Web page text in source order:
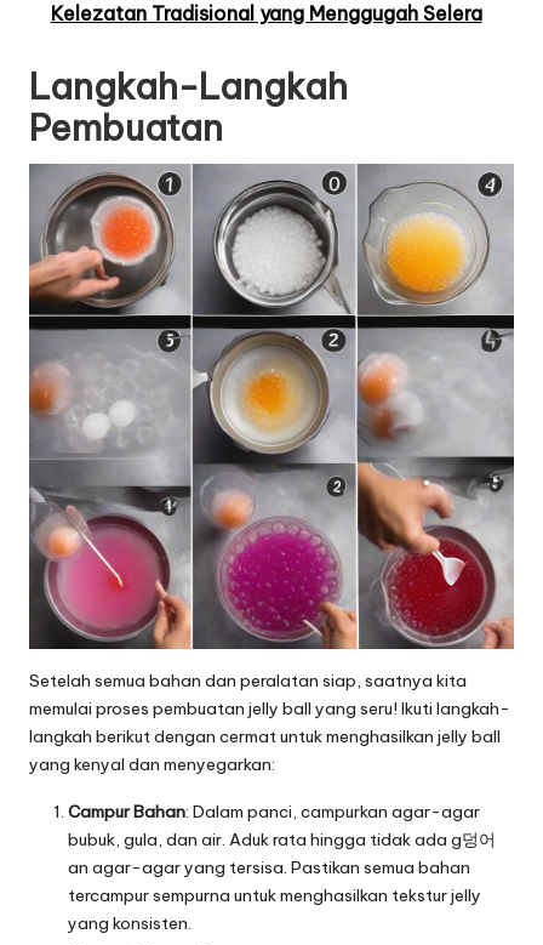
Kelezatan Tradisional yang Menggugah Selera
Langkah-Langkah
Pembuatan
Setelah semua bahan dan peralatan siap, saatnya kita
memulai proses pembuatan jelly ball yang seru! Ikuti langkah-
langkah berikut dengan cermat untuk menghasilkan jelly ball
yang kenyal dan menyegarkan:
Campur Bahan: Dalam panci, campurkan agar-agar
bubuk, gula, dan air. Aduk rata hingga tidak ada g덩어
an agar-agar yang tersisa. Pastikan semua bahan
tercampur sempurna untuk menghasilkan tekstur jelly
yang konsisten.